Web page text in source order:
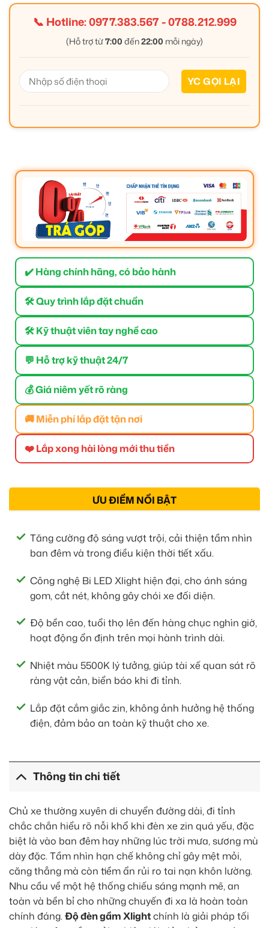
📞 Hotline:0977.383.567-0788.212.999
(Hỗ trợ từ7:00 đến22:00 mỗi ngày)
✔️ Hàng chính hãng, có bảo hành
🛠 Quy trình lắp đặt chuẩn
🛠 Kỹ thuật viên tay nghề cao
💬 Hỗ trợ kỹ thuật 24/7
💰 Giá niêm yết rõ ràng
🚚 Miễn phí lắp đặt tận nơi
❤️ Lắp xong hài lòng mới thu tiền
ƯU ĐIỂM NỔI BẬT
Tăng cường độ sáng vượt trội, cải thiện tầm nhìn
ban đêm và trong điều kiện thời tiết xấu.
Công nghệ Bi LED Xlight hiện đại, cho ánh sáng
gom, cắt nét, không gây chói xe đối diện.
Độ bền cao, tuổi thọ lên đến hàng chục nghìn giờ,
hoạt động ổn định trên mọi hành trình dài.
Nhiệt màu 5500K lý tưởng, giúp tài xế quan sát rõ
ràng vật cản, biển báo khi đi tỉnh.
Lắp đặt cắm giắc zin, không ảnh hưởng hệ thống
điện, đảm bảo an toàn kỹ thuật cho xe.
Thông tin chi tiết
Chủ xe thường xuyên di chuyển đường dài, đi tỉnh
chắc chắn hiểu rõ nỗi khổ khi đèn xe zin quá yếu, đặc
biệt là vào ban đêm hay những lúc trời mưa, sương mù
dày đặc. Tầm nhìn hạn chế không chỉ gây mệt mỏi,
căng thẳng mà còn tiềm ẩn rủi ro tai nạn khôn lường.
Nhu cầu về một hệ thống chiếu sáng mạnh mẽ, an
toàn và bền bỉ cho những chuyến đi xa là hoàn toàn
chính đáng.Độ đèn gầm Xlightchính là giải pháp tối